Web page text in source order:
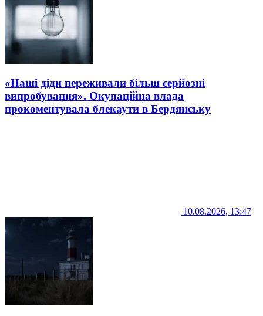
«Наші діди переживали більш серйозні
випробування». Окупаційна влада
прокоментувала блекаути в Бердянську
10.08.2026, 13:47